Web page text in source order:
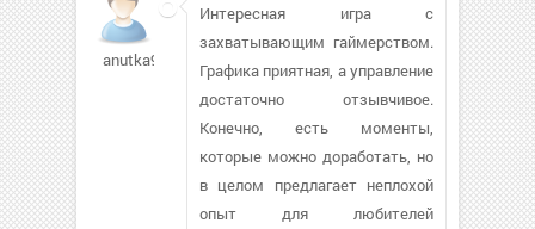
anutka995215
Интересная игра с
захватывающим гаймерством.
Графика приятная, а управление
достаточно отзывчивое.
Конечно, есть моменты,
которые можно доработать, но
в целом предлагает неплохой
опыт для любителей